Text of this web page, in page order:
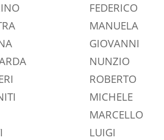
FEDERICO
MANUELA
GIOVANNI
NUNZIO
ROBERTO
MICHELE
MARCELLO
LUIGI